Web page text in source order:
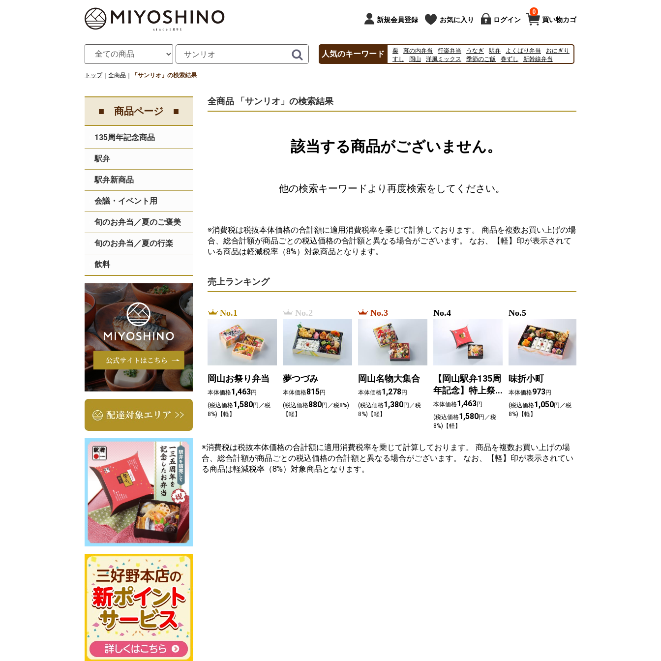
買い物カゴ
0
新規会員登録 お気に入り ログイン
人気のキーワード 栗 幕の内弁当 行楽弁当 うなぎ 駅弁 よくばり弁当
おにぎり
すし
岡山 洋風ミックス 季節のご飯 巻ずし
新幹線弁当
トップ
全商品 「サンリオ」の検索結果
■ 商品ページ ■
135周年記念商品
駅弁
駅弁新商品
会議・イベント用
旬のお弁当／夏のご褒美
旬のお弁当／夏の行楽
飲料
全商品 「サンリオ」の検索結果
該当する商品がございません。
他の検索キーワードより再度検索をしてください。
※消費税は税抜本体価格の合計額に適用消費税率を乗じて計算しております。 商品を複数お買い上げの場
合、総合計額が商品ごとの税込価格の合計額と異なる場合がございます。 なお、【軽】印が表示されて
いる商品は軽減税率（8%）対象商品となります。
売上ランキング
No.1
岡山お祭り弁当
本体価格1,463円
(税込価格1,580円／税
8%)【軽】
No.2
夢つづみ
本体価格815円
(税込価格880円／税8%)
【軽】
No.3
岡山名物大集合
本体価格1,278円
(税込価格1,380円／税
8%)【軽】
No.4
【岡山駅弁135周
年記念】特上祭
ずし
本体価格1,463円
(税込価格1,580円／税
8%)【軽】
No.5
味折小町
本体価格973円
(税込価格1,050円／税
8%)【軽】
※消費税は税抜本体価格の合計額に適用消費税率を乗じて計算しております。 商品を複数お買い上げの場
合、総合計額が商品ごとの税込価格の合計額と異なる場合がございます。 なお、【軽】印が表示されてい
る商品は軽減税率（8%）対象商品となります。